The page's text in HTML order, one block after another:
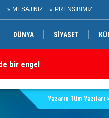
MESAJINIZ PRENSIBIMIZ
DÜNYA SİYASET
Yazarın Tüm Yazıları >